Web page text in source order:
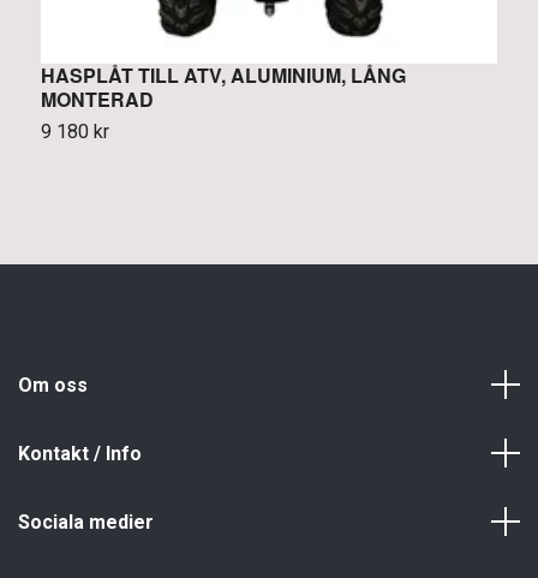
HASPLÅT TILL ATV, ALUMINIUM, LÅNG
MONTERAD
9 180 kr
Om oss
Kontakt / Info
Sociala medier